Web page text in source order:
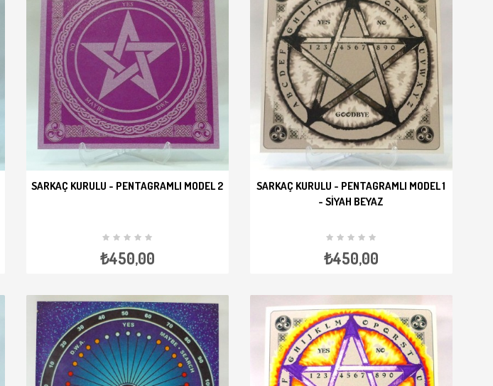
SARKAÇ KURULU - PENTAGRAMLI MODEL 2
₺450,00
SARKAÇ KURULU - PENTAGRAMLI MODEL 1
- SIYAH BEYAZ
₺450,00